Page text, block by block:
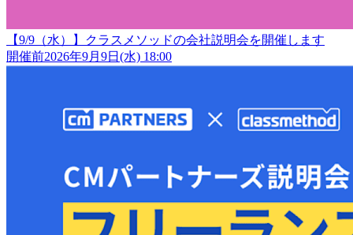
【9/9（水）】クラスメソッドの会社説明会を開催します
開催前2026年9月9日(水) 18:00